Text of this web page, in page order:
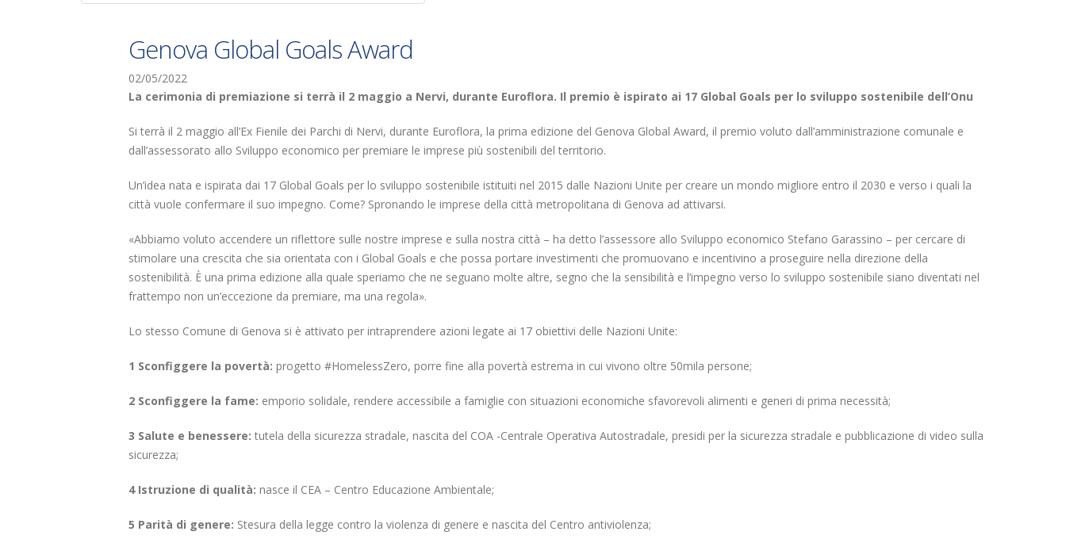
Genova Global Goals Award
02/05/2022
La cerimonia di premiazione si terrà il 2 maggio a Nervi, durante Euroflora. Il premio è ispirato ai 17 Global Goals per lo sviluppo sostenibile dell’Onu
Si terrà il 2 maggio all’Ex Fienile dei Parchi di Nervi, durante Euroflora, la prima edizione del Genova Global Award, il premio voluto dall’amministrazione comunale e
dall’assessorato allo Sviluppo economico per premiare le imprese più sostenibili del territorio.
Un’idea nata e ispirata dai 17 Global Goals per lo sviluppo sostenibile istituiti nel 2015 dalle Nazioni Unite per creare un mondo migliore entro il 2030 e verso i quali la
città vuole confermare il suo impegno. Come? Spronando le imprese della città metropolitana di Genova ad attivarsi.
«Abbiamo voluto accendere un riflettore sulle nostre imprese e sulla nostra città – ha detto l’assessore allo Sviluppo economico Stefano Garassino – per cercare di
stimolare una crescita che sia orientata con i Global Goals e che possa portare investimenti che promuovano e incentivino a proseguire nella direzione della
sostenibilità. È una prima edizione alla quale speriamo che ne seguano molte altre, segno che la sensibilità e l’impegno verso lo sviluppo sostenibile siano diventati nel
frattempo non un’eccezione da premiare, ma una regola».
Lo stesso Comune di Genova si è attivato per intraprendere azioni legate ai 17 obiettivi delle Nazioni Unite:
1 Sconfiggere la povertà: progetto #HomelessZero, porre fine alla povertà estrema in cui vivono oltre 50mila persone;
2 Sconfiggere la fame: emporio solidale, rendere accessibile a famiglie con situazioni economiche sfavorevoli alimenti e generi di prima necessità;
3 Salute e benessere: tutela della sicurezza stradale, nascita del COA -Centrale Operativa Autostradale, presidi per la sicurezza stradale e pubblicazione di video sulla
sicurezza;
4 Istruzione di qualità: nasce il CEA – Centro Educazione Ambientale;
5 Parità di genere: Stesura della legge contro la violenza di genere e nascita del Centro antiviolenza;